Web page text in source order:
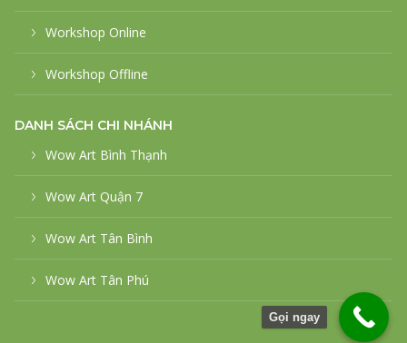
Workshop Online
Workshop Offline
DANH SÁCH CHI NHÁNH
Wow Art Bình Thạnh
Wow Art Quận 7
Wow Art Tân Bình
Wow Art Tân Phú
Gọi ngay